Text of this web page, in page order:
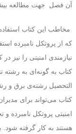
آن فصل جهت مطالعه
مخاطب این کتاب
که از پروتکل نامبرده
نیازمندی امنیتی را نیز
کتاب به گونه‌ای به
التحصیل رشته‌ی برق و
کتاب می‌تواند برای
امنیتی پروتکل نامبرده و
هستند به کار گرفته شود.